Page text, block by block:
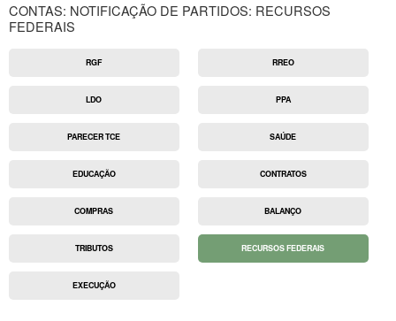
CONTAS: NOTIFICAÇÃO DE PARTIDOS: RECURSOS
FEDERAIS
RGF RREO
LDO PPA
PARECER TCE SAÚDE
EDUCAÇÃO CONTRATOS
COMPRAS BALANÇO
TRIBUTOS RECURSOS FEDERAIS
EXECUÇÃO